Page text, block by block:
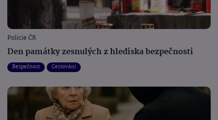
Policie ČR
Den památky zesnulých z hlediska bezpečnosti
Bezpečnost Cestování